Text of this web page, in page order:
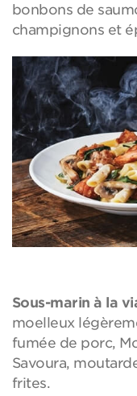
bonbons de
champignons et
Sous-marin à la
moelleux
fumée de porc,
Savoura,
frites.